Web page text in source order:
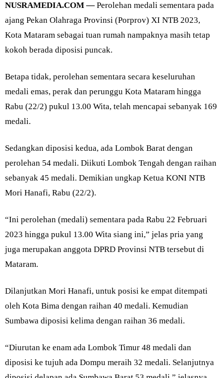
NUSRAMEDIA.COM —Perolehan medali sementara pada
ajang Pekan Olahraga Provinsi (Porprov) XI NTB 2023,
Kota Mataram sebagai tuan rumah nampaknya masih tetap
kokoh berada diposisi puncak.
Betapa tidak, perolehan sementara secara keseluruhan
medali emas, perak dan perunggu Kota Mataram hingga
Rabu (22/2) pukul 13.00 Wita, telah mencapai sebanyak 169
medali.
Sedangkan diposisi kedua, ada Lombok Barat dengan
perolehan 54 medali. Diikuti Lombok Tengah dengan raihan
sebanyak 45 medali. Demikian ungkap Ketua KONI NTB
Mori Hanafi, Rabu (22/2).
“Ini perolehan (medali) sementara pada Rabu 22 Februari
2023 hingga pukul 13.00 Wita siang ini,” jelas pria yang
juga merupakan anggota DPRD Provinsi NTB tersebut di
Mataram.
Dilanjutkan Mori Hanafi, untuk posisi ke empat ditempati
oleh Kota Bima dengan raihan 40 medali. Kemudian
Sumbawa diposisi kelima dengan raihan 36 medali.
“Diurutan ke enam ada Lombok Timur 48 medali dan
diposisi ke tujuh ada Dompu meraih 32 medali. Selanjutnya